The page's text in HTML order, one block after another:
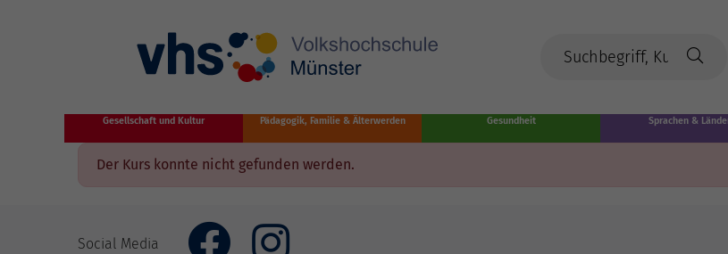
Gesellschaft und Kultur Pädagogik, Familie & Älterwerden Gesundheit Sprachen &
Der Kurs konnte nicht gefunden werden.
Social Media